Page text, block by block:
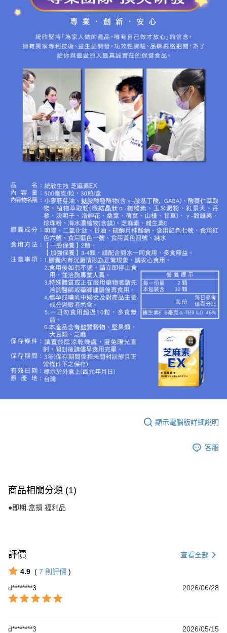
顯示電腦版詳細說明
客服
商品相關分類 (1)
●即期.盒損 福利品
評價 查看全部
4.9 ( 7 則評價 )
d********3
2026/06/28
d********3 2026/05/15